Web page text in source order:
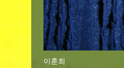
이훈희